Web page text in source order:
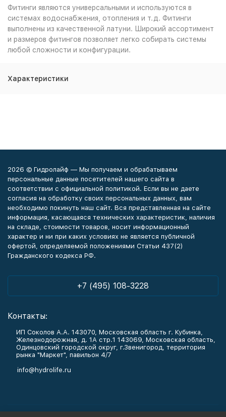
Фитинги являются универсальными и используются в
системах водоснабжения, отопления и т.д. Фитинги
выполнены из качественной латуни. Широкий ассортимент
и размеров фитингов позволяет легко собирать системы
любой сложности и конфигурации.
Характеристики
2026 © Гидролайф — Мы получаем и обрабатываем
персональные данные посетителей нашего сайта в
соответствии с официальной политикой. Если вы не даете
согласия на обработку своих персональных данных, вам
необходимо покинуть наш сайт. Вся представленная на сайте
информация, касающаяся технических характеристик, наличия
на складе, стоимости товаров, носит информационный
характер и ни при каких условиях не является публичной
офертой, определяемой положениями Статьи 437(2)
Гражданского кодекса РФ.
+7 (495) 108-3228
Контакты:
ИП Соколов А.А. 143070, Московская область г. Кубинка,
Железнодорожная, д. 1А стр.1 143069, Московская область,
Одинцовский городской округ, г.Звенигород, территория
рынка "Маркет", павильон 4/7
info@hydrolife.ru